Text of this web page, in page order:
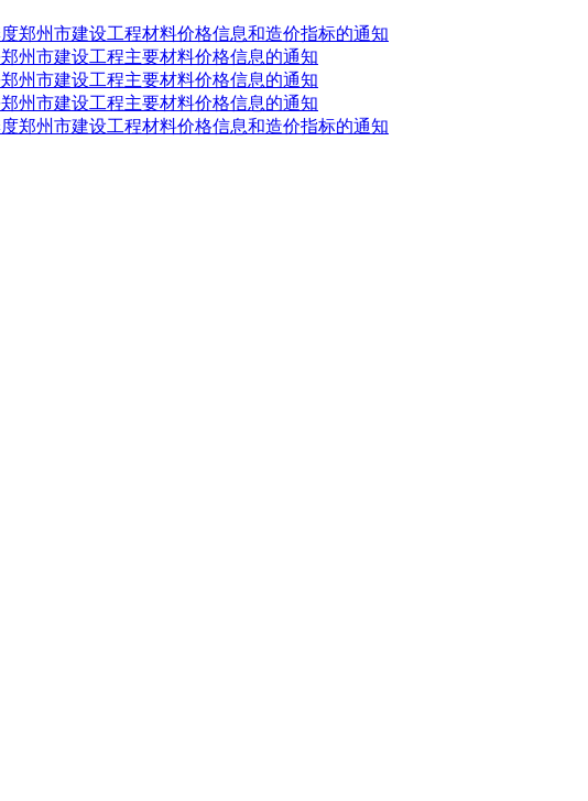
郑州市建设工程材料价格信息和造价指标的通知
州市建设工程主要材料价格信息的通知
州市建设工程主要材料价格信息的通知
州市建设工程主要材料价格信息的通知
郑州市建设工程材料价格信息和造价指标的通知